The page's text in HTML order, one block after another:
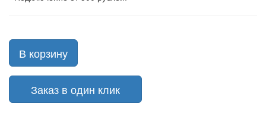
В корзину
Заказ в один клик